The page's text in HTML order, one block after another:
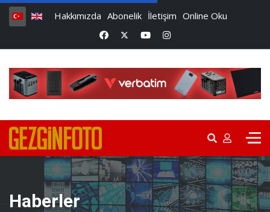
Hakkımızda Abonelik İletişim Online Oku
Haberler